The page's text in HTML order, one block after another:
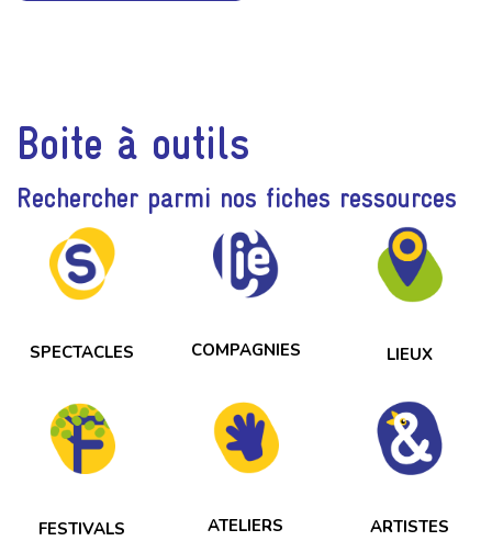
Boite à outils
Rechercher parmi nos fiches ressources
SPECTACLES COMPAGNIES LIEUX
FESTIVALS ATELIERS ARTISTES